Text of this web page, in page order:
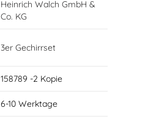
Heinrich Walch GmbH &
Co. KG
3er Gechirrset
158789 -2 Kopie
6-10 Werktage